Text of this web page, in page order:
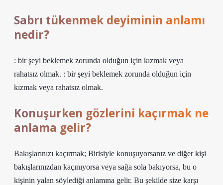
Sabrı tükenmek deyiminin anlamı
nedir?
: bir şeyi beklemek zorunda olduğun için kızmak veya
rahatsız olmak. : bir şeyi beklemek zorunda olduğun için
kızmak veya rahatsız olmak.
Konuşurken gözlerini kaçırmak ne
anlama gelir?
Bakışlarınızı kaçırmak; Birisiyle konuşuyorsanız ve diğer kişi
bakışlarınızdan kaçınıyorsa veya sağa sola bakıyorsa, bu o
kişinin yalan söylediği anlamına gelir. Bu şekilde size karşı